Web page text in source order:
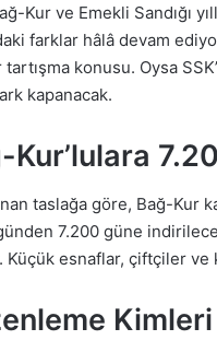
Kur ve Emekli Sandığı
farklar hâlâ devam
konusu. Oysa
kapanacak.
Kur’lulara
taslağa göre, Bağ-Kur
7.200 güne
Küçük esnaflar, çiftçiler
Kimleri